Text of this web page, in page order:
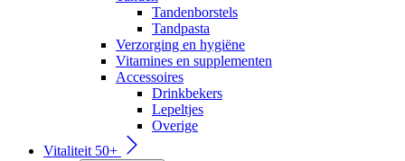
Tandenborstels
Tandpasta
Verzorging en hygiëne
Vitamines en supplementen
Accessoires
Drinkbekers
Lepeltjes
Overige
Vitaliteit 50+